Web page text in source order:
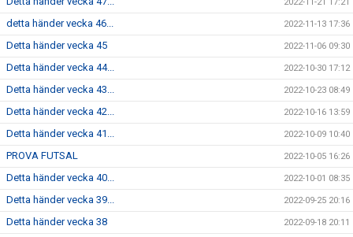
detta händer vecka 46... 2022-11-13 17:36
Detta händer vecka 45 2022-11-06 09:30
Detta händer vecka 44... 2022-10-30 17:12
Detta händer vecka 43... 2022-10-23 08:49
Detta händer vecka 42... 2022-10-16 13:59
Detta händer vecka 41... 2022-10-09 10:40
PROVA FUTSAL 2022-10-05 16:26
Detta händer vecka 40... 2022-10-01 08:35
Detta händer vecka 39... 2022-09-25 20:16
Detta händer vecka 38 2022-09-18 20:11